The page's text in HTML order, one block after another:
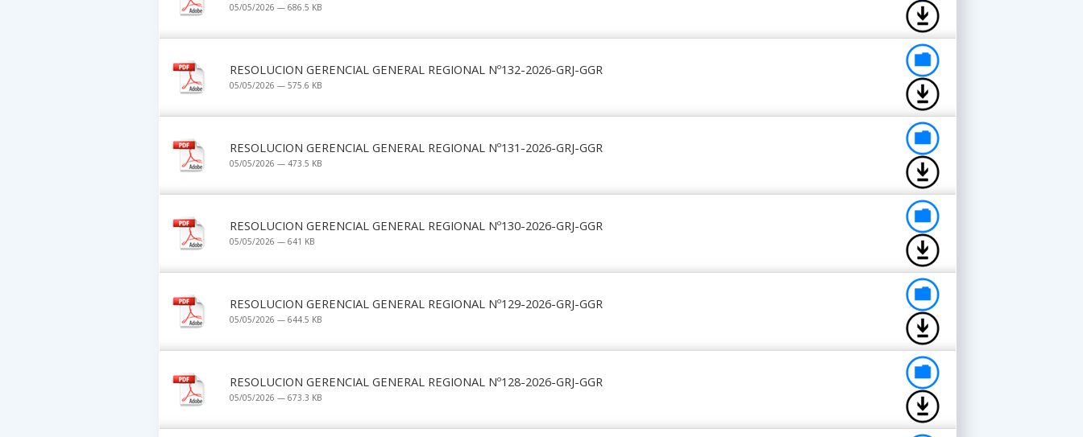
05/05/2026 — 686.5 KB
RESOLUCION GERENCIAL GENERAL REGIONAL Nº132-2026-GRJ-GGR
05/05/2026 — 575.6 KB
RESOLUCION GERENCIAL GENERAL REGIONAL Nº131-2026-GRJ-GGR
05/05/2026 — 473.5 KB
RESOLUCION GERENCIAL GENERAL REGIONAL Nº130-2026-GRJ-GGR
05/05/2026 — 641 KB
RESOLUCION GERENCIAL GENERAL REGIONAL Nº129-2026-GRJ-GGR
05/05/2026 — 644.5 KB
RESOLUCION GERENCIAL GENERAL REGIONAL Nº128-2026-GRJ-GGR
05/05/2026 — 673.3 KB